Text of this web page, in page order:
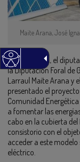
Maite Arana, José
Esta mañana, el
la Diputación Foral de
Larraul Maite Arana y
presentado el
Comunidad
a fomentar las
cabo en la cubierta
consistorio con el
acceder a este
eléctrico.